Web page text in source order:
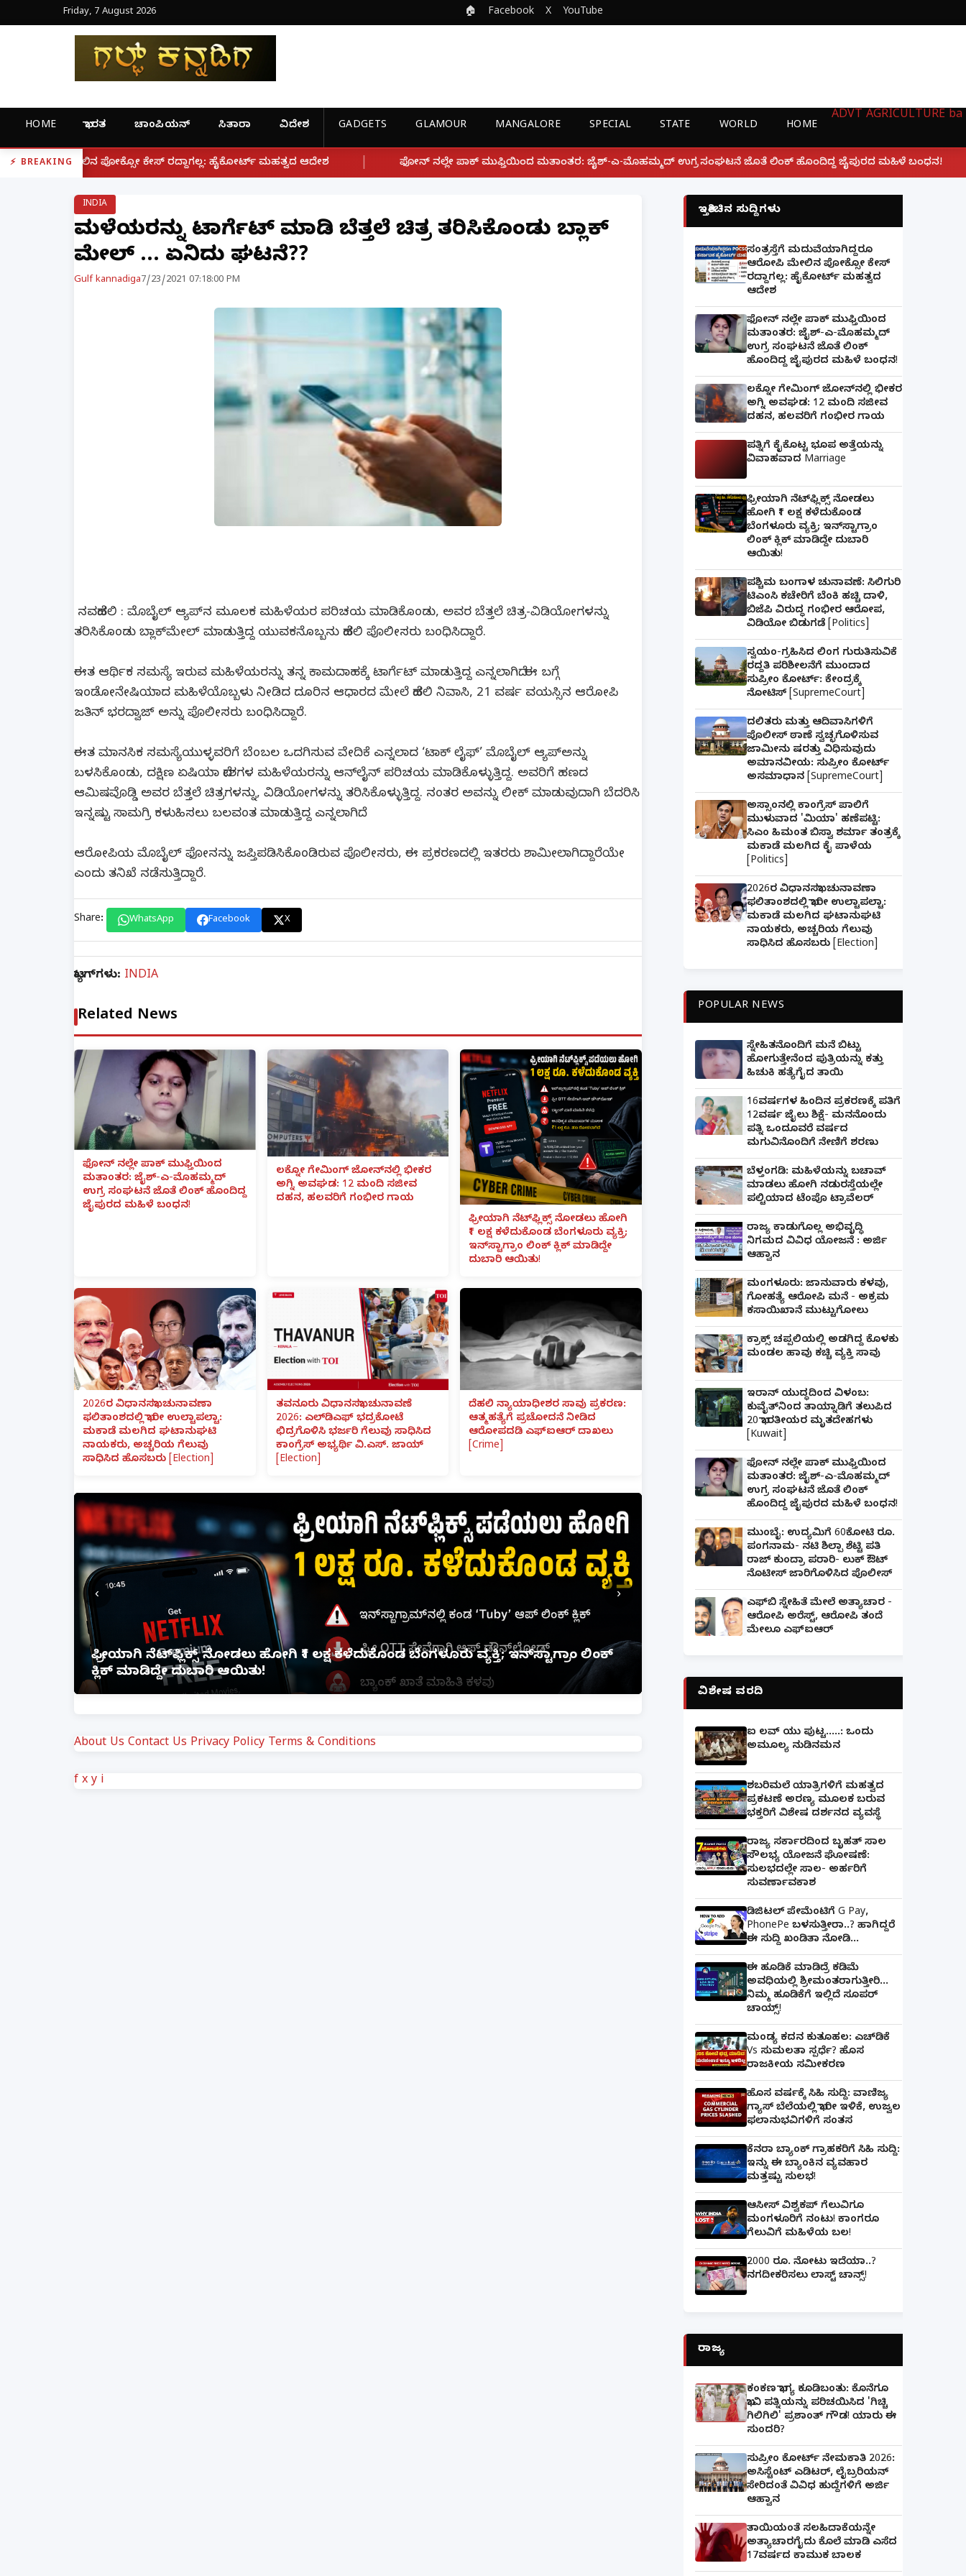
Friday, 7 August 2026 🏠 Facebook X YouTube
HOME ಭಾರತ ಚಾಂಪಿಯನ್ ಸಿತಾರಾ ವಿದೇಶ GADGETS GLAMOUR MANGALORE SPECIAL STATE WORLD HOME
ADVT AGRICULTURE ba
BREAKING
ರದ್ದಾಗಲ್ಲ: ಹೈಕೋರ್ಟ್ ಮಹತ್ವದ ಆದೇಶ | ಫೋನ್ ನಲ್ಲೇ ಪಾಕ್ ಮುಫ್ತಿಯಿಂದ ಮತಾಂತರ: ಜೈಶ್-ಎ-ಮೊಹಮ್ಮದ್ ಉಗ್ರ ಸಂಘಟನೆ ಜೊತೆ ಲಿಂಕ್ ಹೊಂದಿದ್ದ ಜೈಪುರದ ಮಹಿಳೆ ಬಂಧನ! | ಲಕ್ನೋ ಗೇಮಿಂಗ್
INDIA
ಮಹಿಳೆಯರನ್ನು ಟಾರ್ಗೆಟ್ ಮಾಡಿ ಬೆತ್ತಲೆ ಚಿತ್ರ ತರಿಸಿಕೊಂಡು ಬ್ಲಾಕ್
ಮೇಲ್ ... ಏನಿದು ಘಟನೆ??
Gulf kannadiga7/23/2021 07:18:00 PM
ನವದೆಹಲಿ : ಮೊಬೈಲ್ ಆ್ಯಪ್​ನ ಮೂಲಕ ಮಹಿಳೆಯರ ಪರಿಚಯ ಮಾಡಿಕೊಂಡು, ಅವರ ಬೆತ್ತಲೆ ಚಿತ್ರ-ವಿಡಿಯೋಗಳನ್ನು
ತರಿಸಿಕೊಂಡು ಬ್ಲಾಕ್​​ಮೇಲ್​ ಮಾಡುತ್ತಿದ್ದ ಯುವಕನೊಬ್ಬನು ದೆಹಲಿ ಪೊಲೀಸರು ಬಂಧಿಸಿದ್ದಾರೆ.
ಈತ ಆರ್ಥಿಕ ಸಮಸ್ಯೆ ಇರುವ ಮಹಿಳೆಯರನ್ನು ತನ್ನ ಕಾಮದಾಹಕ್ಕೆ ಟಾರ್ಗೆಟ್ ಮಾಡುತ್ತಿದ್ದ ಎನ್ನಲಾಗಿದೆ. ಈ ಬಗ್ಗೆ
ಇಂಡೋನೇಷಿಯಾದ ಮಹಿಳೆಯೊಬ್ಬಳು ನೀಡಿದ ದೂರಿನ ಆಧಾರದ ಮೇಲೆ ದೆಹಲಿ ನಿವಾಸಿ, 21 ವರ್ಷ ವಯಸ್ಸಿನ ಆರೋಪಿ
ಜತಿನ್​ ಭರದ್ವಾಜ್​ ಅನ್ನು ಪೊಲೀಸರು ಬಂಧಿಸಿದ್ದಾರೆ.
ಈತ ಮಾನಸಿಕ ಸಮಸ್ಯೆಯುಳ್ಳವರಿಗೆ ಬೆಂಬಲ ಒದಗಿಸುವ ವೇದಿಕೆ ಎನ್ನಲಾದ ‘ಟಾಕ್​ ಲೈಫ್’ ಮೊಬೈಲ್ ಆ್ಯಪ್​ಅನ್ನು
ಬಳಸಿಕೊಂಡು, ದಕ್ಷಿಣ ಏಷಿಯಾ ದೇಶಗಳ ಮಹಿಳೆಯರನ್ನು ಆನ್​ಲೈನ್​ ಪರಿಚಯ ಮಾಡಿಕೊಳ್ಳುತ್ತಿದ್ದ. ಅವರಿಗೆ ಹಣದ
ಆಮಿಷವೊಡ್ಡಿ ಅವರ ಬೆತ್ತಲೆ ಚಿತ್ರಗಳನ್ನು, ವಿಡಿಯೋಗಳನ್ನು ತರಿಸಿಕೊಳ್ಳುತ್ತಿದ್ದ. ನಂತರ ಅವನ್ನು ಲೀಕ್ ಮಾಡುವುದಾಗಿ ಬೆದರಿಸಿ
ಇನ್ನಷ್ಟು ಸಾಮಗ್ರಿ ಕಳುಹಿಸಲು ಬಲವಂತ ಮಾಡುತ್ತಿದ್ದ ಎನ್ನಲಾಗಿದೆ.
ಆರೋಪಿಯ ಮೊಬೈಲ್​ ಫೋನನ್ನು ಜಪ್ತಿಪಡಿಸಿಕೊಂಡಿರುವ ಪೊಲೀಸರು, ಈ ಪ್ರಕರಣದಲ್ಲಿ ಇತರರು ಶಾಮೀಲಾಗಿದ್ದಾರೆಯೇ
ಎಂದು ತನಿಖೆ ನಡೆಸುತ್ತಿದ್ದಾರೆ.
Share: WhatsApp Facebook X
ಟ್ಯಾಗ್‌ಗಳು: INDIA
Related News
ಫೋನ್ ನಲ್ಲೇ ಪಾಕ್ ಮುಫ್ತಿಯಿಂದ
ಮತಾಂತರ: ಜೈಶ್-ಎ-ಮೊಹಮ್ಮದ್
ಉಗ್ರ ಸಂಘಟನೆ ಜೊತೆ ಲಿಂಕ್ ಹೊಂದಿದ್ದ
ಜೈಪುರದ ಮಹಿಳೆ ಬಂಧನ!
ಲಕ್ನೋ ಗೇಮಿಂಗ್ ಜೋನ್‌ನಲ್ಲಿ ಭೀಕರ
ಅಗ್ನಿ ಅವಘಡ: 12 ಮಂದಿ ಸಜೀವ
ದಹನ, ಹಲವರಿಗೆ ಗಂಭೀರ ಗಾಯ
ಫ್ರೀಯಾಗಿ ನೆಟ್‌ಫ್ಲಿಕ್ಸ್ ನೋಡಲು ಹೋಗಿ
₹1 ಲಕ್ಷ ಕಳೆದುಕೊಂಡ ಬೆಂಗಳೂರು ವ್ಯಕ್ತಿ;
ಇನ್‌ಸ್ಟಾಗ್ರಾಂ ಲಿಂಕ್ ಕ್ಲಿಕ್ ಮಾಡಿದ್ದೇ
ದುಬಾರಿ ಆಯಿತು!
2026ರ ವಿಧಾನಸಭಾ ಚುನಾವಣಾ
ಫಲಿತಾಂಶದಲ್ಲಿ ಭಾರೀ ಉಲ್ಟಾಪಲ್ಟಾ:
ಮಕಾಡೆ ಮಲಗಿದ ಘಟಾನುಘಟಿ
ನಾಯಕರು, ಅಚ್ಚರಿಯ ಗೆಲುವು
ಸಾಧಿಸಿದ ಹೊಸಬರು [Election]
ತವನೂರು ವಿಧಾನಸಭಾ ಚುನಾವಣೆ
2026: ಎಲ್‌ಡಿಎಫ್ ಭದ್ರಕೋಟೆ
ಛಿದ್ರಗೊಳಿಸಿ ಭರ್ಜರಿ ಗೆಲುವು ಸಾಧಿಸಿದ
ಕಾಂಗ್ರೆಸ್ ಅಭ್ಯರ್ಥಿ ವಿ.ಎಸ್. ಜಾಯ್
[Election]
ದೆಹಲಿ ನ್ಯಾಯಾಧೀಶರ ಸಾವು ಪ್ರಕರಣ:
ಆತ್ಮಹತ್ಯೆಗೆ ಪ್ರಚೋದನೆ ನೀಡಿದ
ಆರೋಪದಡಿ ಎಫ್‌ಐಆರ್ ದಾಖಲು
[Crime]
ಸಂತ್ರಸ್ತೆಗೆ ಮದುವೆಯಾಗಿದ್ದರೂ ಆರೋಪಿ ಮೇಲಿನ ಪೋಕ್ಸೋ ಕೇಸ್ ರದ್ದಾಗಲ್ಲ: ಹೈಕೋರ್ಟ್ ಮಹತ್ವದ
ಆದೇಶ
ಹೊಂದಿದ್ದ ಜೈಪುರದ ಮಹಿಳೆ ಬಂಧನ!
‹ ›
About Us Contact Us Privacy Policy Terms & Conditions
f x y i
ಇತ್ತೀಚಿನ ಸುದ್ದಿಗಳು
ಸಂತ್ರಸ್ತೆಗೆ ಮದುವೆಯಾಗಿದ್ದರೂ
ಆರೋಪಿ ಮೇಲಿನ ಪೋಕ್ಸೋ ಕೇಸ್
ರದ್ದಾಗಲ್ಲ: ಹೈಕೋರ್ಟ್ ಮಹತ್ವದ
ಆದೇಶ
ಫೋನ್ ನಲ್ಲೇ ಪಾಕ್ ಮುಫ್ತಿಯಿಂದ
ಮತಾಂತರ: ಜೈಶ್-ಎ-ಮೊಹಮ್ಮದ್
ಉಗ್ರ ಸಂಘಟನೆ ಜೊತೆ ಲಿಂಕ್
ಹೊಂದಿದ್ದ ಜೈಪುರದ ಮಹಿಳೆ ಬಂಧನ!
ಲಕ್ನೋ ಗೇಮಿಂಗ್ ಜೋನ್‌ನಲ್ಲಿ ಭೀಕರ
ಅಗ್ನಿ ಅವಘಡ: 12 ಮಂದಿ ಸಜೀವ
ದಹನ, ಹಲವರಿಗೆ ಗಂಭೀರ ಗಾಯ
ಪತ್ನಿಗೆ ಕೈಕೊಟ್ಟ ಭೂಪ ಅತ್ತೆಯನ್ನು
ವಿವಾಹವಾದ Marriage
ಫ್ರೀಯಾಗಿ ನೆಟ್‌ಫ್ಲಿಕ್ಸ್ ನೋಡಲು
ಹೋಗಿ ₹1 ಲಕ್ಷ ಕಳೆದುಕೊಂಡ
ಬೆಂಗಳೂರು ವ್ಯಕ್ತಿ; ಇನ್‌ಸ್ಟಾಗ್ರಾಂ
ಲಿಂಕ್ ಕ್ಲಿಕ್ ಮಾಡಿದ್ದೇ ದುಬಾರಿ
ಆಯಿತು!
ಪಶ್ಚಿಮ ಬಂಗಾಳ ಚುನಾವಣೆ: ಸಿಲಿಗುರಿ
ಟಿಎಂಸಿ ಕಚೇರಿಗೆ ಬೆಂಕಿ ಹಚ್ಚಿ ದಾಳಿ,
ಬಿಜೆಪಿ ವಿರುದ್ಧ ಗಂಭೀರ ಆರೋಪ,
ವಿಡಿಯೋ ಬಿಡುಗಡೆ [Politics]
ಸ್ವಯಂ-ಗ್ರಹಿಸಿದ ಲಿಂಗ ಗುರುತಿಸುವಿಕೆ
ರದ್ದತಿ ಪರಿಶೀಲನೆಗೆ ಮುಂದಾದ
ಸುಪ್ರೀಂ ಕೋರ್ಟ್: ಕೇಂದ್ರಕ್ಕೆ
ನೋಟಿಸ್ [SupremeCourt]
ದಲಿತರು ಮತ್ತು ಆದಿವಾಸಿಗಳಿಗೆ
ಪೊಲೀಸ್ ಠಾಣೆ ಸ್ವಚ್ಛಗೊಳಿಸುವ
ಜಾಮೀನು ಷರತ್ತು ವಿಧಿಸುವುದು
ಅಮಾನವೀಯ: ಸುಪ್ರೀಂ ಕೋರ್ಟ್
ಅಸಮಾಧಾನ [SupremeCourt]
ಅಸ್ಸಾಂನಲ್ಲಿ ಕಾಂಗ್ರೆಸ್ ಪಾಲಿಗೆ
ಮುಳುವಾದ 'ಮಿಯಾ' ಹಣೆಪಟ್ಟಿ:
ಸಿಎಂ ಹಿಮಂತ ಬಿಸ್ವಾ ಶರ್ಮಾ ತಂತ್ರಕ್ಕೆ
ಮಕಾಡೆ ಮಲಗಿದ ಕೈ ಪಾಳೆಯ
[Politics]
2026ರ ವಿಧಾನಸಭಾ ಚುನಾವಣಾ
ಫಲಿತಾಂಶದಲ್ಲಿ ಭಾರೀ ಉಲ್ಟಾಪಲ್ಟಾ:
ಮಕಾಡೆ ಮಲಗಿದ ಘಟಾನುಘಟಿ
ನಾಯಕರು, ಅಚ್ಚರಿಯ ಗೆಲುವು
ಸಾಧಿಸಿದ ಹೊಸಬರು [Election]
POPULAR NEWS
ಸ್ನೇಹಿತನೊಂದಿಗೆ ಮನೆ ಬಿಟ್ಟು
ಹೋಗುತ್ತೇನೆಂದ ಪುತ್ರಿಯನ್ನು ಕತ್ತು
ಹಿಚುಕಿ ಹತ್ಯೆಗೈದ ತಾಯಿ
16ವರ್ಷಗಳ ಹಿಂದಿನ ಪ್ರಕರಣಕ್ಕೆ ಪತಿಗೆ
12ವರ್ಷ ಜೈಲು ಶಿಕ್ಷೆ- ಮನನೊಂದು
ಪತ್ನಿ ಒಂದೂವರೆ ವರ್ಷದ
ಮಗುವಿನೊಂದಿಗೆ ನೇಣಿಗೆ ಶರಣು
ಬೆಳ್ತಂಗಡಿ: ಮಹಿಳೆಯನ್ನು ಬಚಾವ್
ಮಾಡಲು ಹೋಗಿ ನಡುರಸ್ತೆಯಲ್ಲೇ
ಪಲ್ಟಿಯಾದ ಟೆಂಪೊ ಟ್ರಾವೆಲರ್
ರಾಜ್ಯ ಕಾಡುಗೊಲ್ಲ ಅಭಿವೃದ್ಧಿ
ನಿಗಮದ ವಿವಿಧ ಯೋಜನೆ : ಅರ್ಜಿ
ಆಹ್ವಾನ
ಮಂಗಳೂರು: ಜಾನುವಾರು ಕಳವು,
ಗೋಹತ್ಯೆ ಆರೋಪಿ ಮನೆ - ಅಕ್ರಮ
ಕಸಾಯಿಖಾನೆ ಮುಟ್ಟುಗೋಲು
ಕ್ರಾಕ್ಸ್ ಚಪ್ಪಲಿಯಲ್ಲಿ ಅಡಗಿದ್ದ ಕೊಳಕು
ಮಂಡಲ ಹಾವು ಕಚ್ಚಿ ವ್ಯಕ್ತಿ ಸಾವು
ಇರಾನ್ ಯುದ್ಧದಿಂದ ವಿಳಂಬ:
ಕುವೈತ್‌ನಿಂದ ತಾಯ್ನಾಡಿಗೆ ತಲುಪಿದ
20 ಭಾರತೀಯರ ಮೃತದೇಹಗಳು
[Kuwait]
ಫೋನ್ ನಲ್ಲೇ ಪಾಕ್ ಮುಫ್ತಿಯಿಂದ
ಮತಾಂತರ: ಜೈಶ್-ಎ-ಮೊಹಮ್ಮದ್
ಉಗ್ರ ಸಂಘಟನೆ ಜೊತೆ ಲಿಂಕ್
ಹೊಂದಿದ್ದ ಜೈಪುರದ ಮಹಿಳೆ ಬಂಧನ!
ಮುಂಬೈ: ಉದ್ಯಮಿಗೆ 60ಕೋಟಿ ರೂ.
ಪಂಗನಾಮ- ನಟಿ ಶಿಲ್ಪಾ ಶೆಟ್ಟಿ ಪತಿ
ರಾಜ್ ಕುಂದ್ರಾ ಪರಾರಿ- ಲುಕ್ ಔಟ್
ನೊಟೀಸ್ ಜಾರಿಗೊಳಿಸಿದ ಪೊಲೀಸ್
ಎಫ್‌ಬಿ ಸ್ನೇಹಿತೆ ಮೇಲೆ ಅತ್ಯಾಚಾರ -
ಆರೋಪಿ ಅರೆಸ್ಟ್, ಆರೋಪಿ ತಂದೆ
ಮೇಲೂ ಎಫ್ಐಆರ್
ವಿಶೇಷ ವರದಿ
ಐ ಲವ್ ಯು ಪುಟ್ಟ.....: ಒಂದು
ಅಮೂಲ್ಯ ನುಡಿನಮನ
ಶಬರಿಮಲೆ ಯಾತ್ರಿಗಳಿಗೆ ಮಹತ್ವದ
ಪ್ರಕಟಣೆ ಅರಣ್ಯ ಮೂಲಕ ಬರುವ
ಭಕ್ತರಿಗೆ ವಿಶೇಷ ದರ್ಶನದ ವ್ಯವಸ್ಥೆ
ರಾಜ್ಯ ಸರ್ಕಾರದಿಂದ ಬೃಹತ್ ಸಾಲ
ಸೌಲಭ್ಯ ಯೋಜನೆ ಘೋಷಣೆ:
ಸುಲಭದಲ್ಲೇ ಸಾಲ- ಅರ್ಹರಿಗೆ
ಸುವರ್ಣಾವಕಾಶ
ಡಿಜಿಟಲ್ ಪೇಮೆಂಟಿಗೆ G Pay,
PhonePe ಬಳಸುತ್ತೀರಾ..? ಹಾಗಿದ್ದರೆ
ಈ ಸುದ್ದಿ ಖಂಡಿತಾ ನೋಡಿ...
ಈ ಹೂಡಿಕೆ ಮಾಡಿದ್ರೆ ಕಡಿಮೆ
ಅವಧಿಯಲ್ಲಿ ಶ್ರೀಮಂತರಾಗುತ್ತೀರಿ...
ನಿಮ್ಮ ಹೂಡಿಕೆಗೆ ಇಲ್ಲಿದೆ ಸೂಪರ್
ಚಾಯ್ಸ್‌!
ಮಂಡ್ಯ ಕದನ ಕುತೂಹಲ: ಎಚ್‌ಡಿಕೆ
Vs ಸುಮಲತಾ ಸ್ಪರ್ಧೆ? ಹೊಸ
ರಾಜಕೀಯ ಸಮೀಕರಣ
ಹೊಸ ವರ್ಷಕ್ಕೆ ಸಿಹಿ ಸುದ್ದಿ: ವಾಣಿಜ್ಯ
ಗ್ಯಾಸ್‌ ಬೆಲೆಯಲ್ಲಿ ಭಾರೀ ಇಳಿಕೆ, ಉಜ್ವಲ
ಫಲಾನುಭವಿಗಳಿಗೆ ಸಂತಸ
ಕೆನರಾ ಬ್ಯಾಂಕ್‌ ಗ್ರಾಹಕರಿಗೆ ಸಿಹಿ ಸುದ್ದಿ:
ಇನ್ನು ಈ ಬ್ಯಾಂಕಿನ ವ್ಯವಹಾರ
ಮತ್ತಷ್ಟು ಸುಲಭ!
ಆಸೀಸ್ ವಿಶ್ವಕಪ್ ಗೆಲುವಿಗೂ
ಮಂಗಳೂರಿಗೆ ನಂಟು! ಕಾಂಗರೂ
ಗೆಲುವಿಗೆ ಮಹಿಳೆಯ ಬಲ!
2000 ರೂ. ನೋಟು ಇದೆಯಾ..?
ನಗದೀಕರಿಸಲು ಲಾಸ್ಟ್‌ ಚಾನ್ಸ್‌!
ರಾಜ್ಯ
ಕಂಕಣ ಭಾಗ್ಯ ಕೂಡಿಬಂತು: ಕೊನೆಗೂ
ಭಾವಿ ಪತ್ನಿಯನ್ನು ಪರಿಚಯಿಸಿದ 'ಗಿಚ್ಚಿ
ಗಿಲಿಗಿಲಿ' ಪ್ರಶಾಂತ್ ಗೌಡ! ಯಾರು ಈ
ಸುಂದರಿ?
ಸುಪ್ರೀಂ ಕೋರ್ಟ್ ನೇಮಕಾತಿ 2026:
ಅಸಿಸ್ಟೆಂಟ್ ಎಡಿಟರ್, ಲೈಬ್ರರಿಯನ್
ಸೇರಿದಂತೆ ವಿವಿಧ ಹುದ್ದೆಗಳಿಗೆ ಅರ್ಜಿ
ಆಹ್ವಾನ
ತಾಯಿಯಂತೆ ಸಲಹಿದಾಕೆಯನ್ನೇ
ಅತ್ಯಾಚಾರಗೈದು ಕೊಲೆ ಮಾಡಿ ಎಸೆದ
17ವರ್ಷದ ಕಾಮುಕ ಬಾಲಕ